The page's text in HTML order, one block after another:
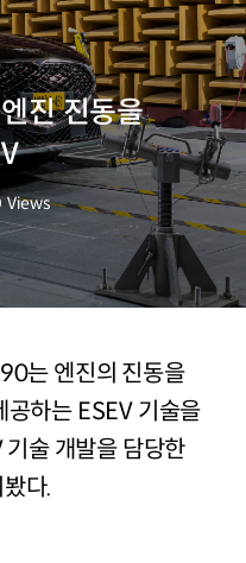
진 진동을
Views
는 엔진의 진동을
공하는 ESEV 기술을
술 개발을 담당한
다.